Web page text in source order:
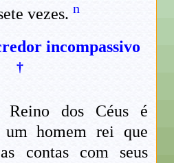
vezes.n
incompassivo
†
dos Céus é
um homem rei que
contas com seus